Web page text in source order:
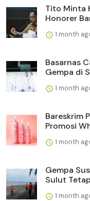
Tito Minta
Honorer
1 month
Basarnas
Gempa di
1 month
Bareskrim
Promosi
1 month
Gempa
Sulut
1 month